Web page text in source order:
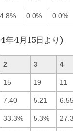
4.8% 0.0% 0.0%
年4月15日より)
2 3 4
15 19 11
7.40 5.21 6.55
33.3% 5.3%